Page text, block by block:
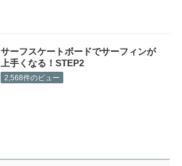
サーフスケートボードでサーフィンが
上手くなる！STEP2
2,568件のビュー